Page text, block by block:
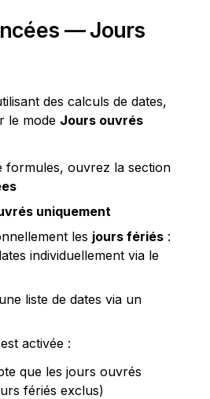
— Jours
des calculs de dates,
le mode Jours ouvrés
formules, ouvrez la section
uniquement
les jours fériés :
individuellement via le
liste de dates via un
activée :
que les jours ouvrés
fériés exclus)